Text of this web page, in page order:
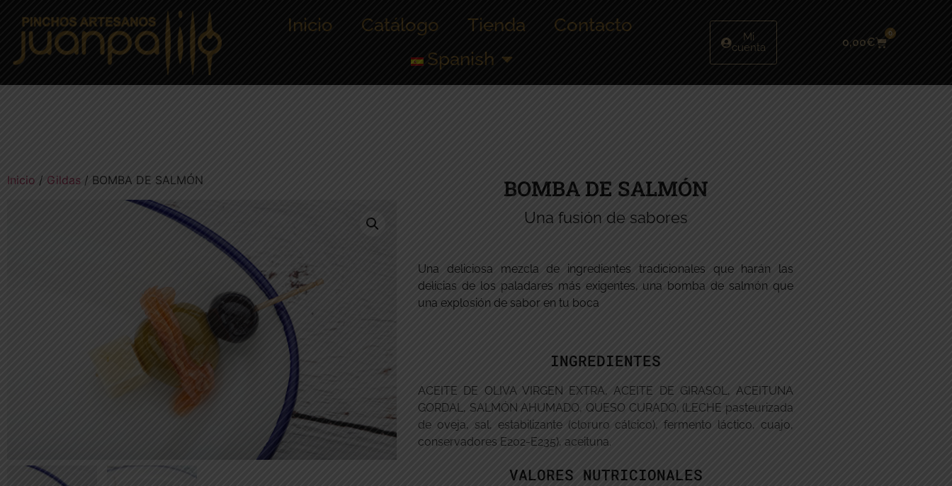
Inicio Catálogo Tienda
Contacto
Spanish
Mi
cuenta
0,00€
0
Inicio / Gildas / BOMBA DE SALMÓN BOMBA DE SALMÓN
Una fusión de sabores
Una deliciosa mezcla de ingredientes tradicionales que harán las
delicias de los paladares más exigentes, una bomba de salmón que
una explosión de sabor en tu boca
INGREDIENTES
ACEITE DE OLIVA VIRGEN EXTRA, ACEITE DE GIRASOL, ACEITUNA
GORDAL, SALMÓN AHUMADO, QUESO CURADO, (LECHE pasteurizada
de oveja, sal, estabilizante (cloruro cálcico), fermento láctico, cuajo,
conservadores E202-E235), aceituna.
VALORES NUTRICIONALES